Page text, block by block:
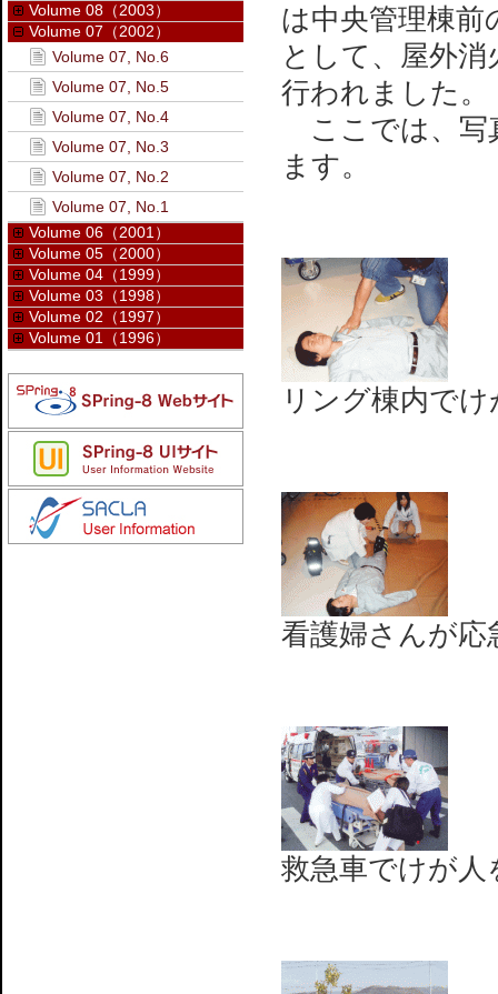
は中央管理棟前
として、屋外
行われました。
ここでは、写
ます。
リング棟内で
看護婦さんが応
救急車でけが
Volume 08（2003）
Volume 07（2002）
Volume 07, No.6
Volume 07, No.5
Volume 07, No.4
Volume 07, No.3
Volume 07, No.2
Volume 07, No.1
Volume 06（2001）
Volume 05（2000）
Volume 04（1999）
Volume 03（1998）
Volume 02（1997）
Volume 01（1996）